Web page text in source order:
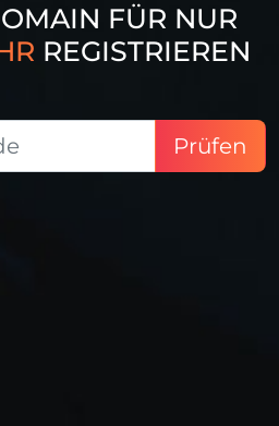
FÜR NUR
REGISTRIEREN
Prüfen